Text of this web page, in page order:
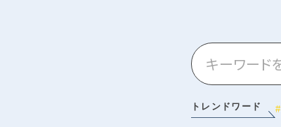
トレンドワード